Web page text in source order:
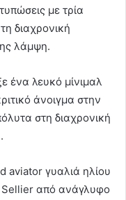
με τρία
διαχρονική
λάμψη.
ένα λευκό μίνιμαλ
άνοιγμα στην
στη διαχρονική
γυαλιά ηλίου
Sellier από ανάγλυφο